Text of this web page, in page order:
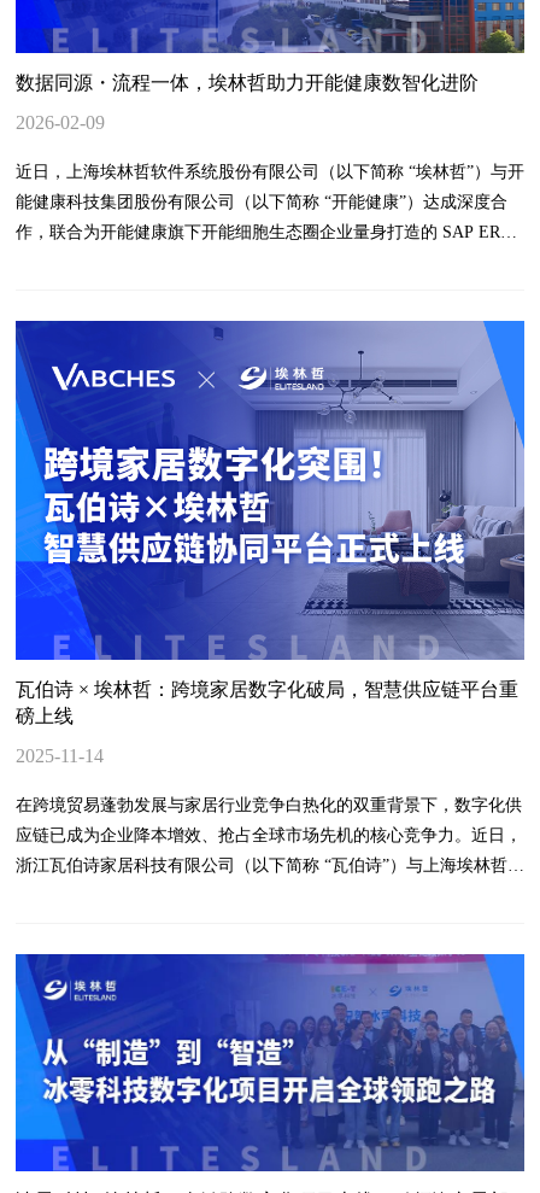
选与评估，林里LINLEE最终选择拥有丰富餐饮行业经验的埃林哲作
为其供应链中台的战略合作伙伴。 根据埃林哲提供的解决方案，本
次项目将围绕林里LINLEE的业务痛点，以“行业引领、流程梳理优化
的闭环。本次项目以支撑业务扩张、夯实 IPO 底座为核心方向：流
程筑基：优化采购、库存、生产、财务全链路流程，破解系统支撑瓶
颈；链能同频：打通供应商、仓储、生产、配送、门店协同，提升整
线上化、风险可视化。 项目以云时通业财中台为核心，统一构建主
数据、供应商采购协同、供应链计划、生产加工、库存中心、财务协
同等能力，为林里筑起 “成本效率 + 用户体验” 双重护城河。本次启
动会在广州林里LINLEE总部举行，汇聚了双方的核心管理层与项目
团队。林里LINLEE高层从数字化战略高度指出：“在AI席卷全球的时
代，林里的数字化布局必须跟上。我们选择埃林哲，不仅是选择一套
系统，更是选择能长期陪伴、分享行业核心知识的伙伴，共同探索更
优的业务模式，提升内部效率，完成利润目标。我们们迫切希望通过
本项目，快速提升基础能力，在供应链效率上达到领先水平，满足合
规与效率的双重要求。”埃林哲高层则从项目落地角度，分享了茶饮
连锁企业数智化建设的实践要点，强调双方团队高效协同是项目成功
的关键。埃林哲将调集核心资源，全力护航林里从2000家到5000家门
店的供应链升级之路，打造茶饮赛道标杆案例，预祝项目圆满成功！
最终双方就项目目标、实施计划、组织保障、工作机制达成高度共
实践。未来，埃林哲将持续深耕食品餐饮与连锁零售领域，以成熟产
品、行业经验、AI规划与全栈服务能力，助力更多品牌实现高效扩
张、精细运营、合规可控、持续增长，共赴数智化新征程！
数据同源・流程一体，埃林哲助力开能健康数智化进阶
2026-02-09
近日，上海埃林哲软件系统股份有限公司（以下简称 “埃林哲”）与开
能健康科技集团股份有限公司（以下简称 “开能健康”）达成深度合
作，联合为开能健康旗下开能细胞生态圈企业量身打造的 SAP ERP
服务的深厚积淀与专业实力。
瓦伯诗 × 埃林哲：跨境家居数字化破局，智慧供应链平台重
磅上线
2025-11-14
在跨境贸易蓬勃发展与家居行业竞争白热化的双重背景下，数字化供
应链已成为企业降本增效、抢占全球市场先机的核心竞争力。近日，
浙江瓦伯诗家居科技有限公司（以下简称 “瓦伯诗”）与上海埃林哲软
新标杆。